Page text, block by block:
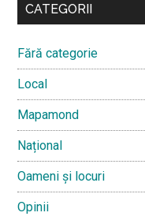
CATEGORII
Fără categorie
Local
Mapamond
Național
Oameni și locuri
Opinii